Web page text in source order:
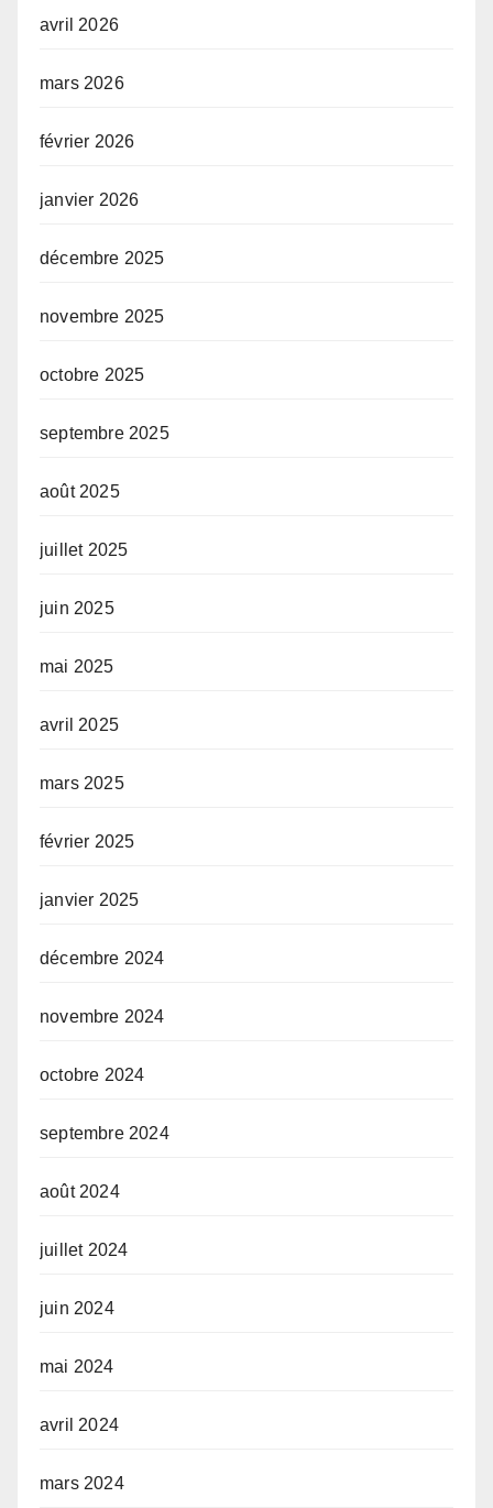
avril 2026
mars 2026
février 2026
janvier 2026
décembre 2025
novembre 2025
octobre 2025
septembre 2025
août 2025
juillet 2025
juin 2025
mai 2025
avril 2025
mars 2025
février 2025
janvier 2025
décembre 2024
novembre 2024
octobre 2024
septembre 2024
août 2024
juillet 2024
juin 2024
mai 2024
avril 2024
mars 2024